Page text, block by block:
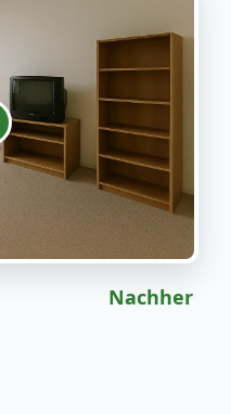
Nachher